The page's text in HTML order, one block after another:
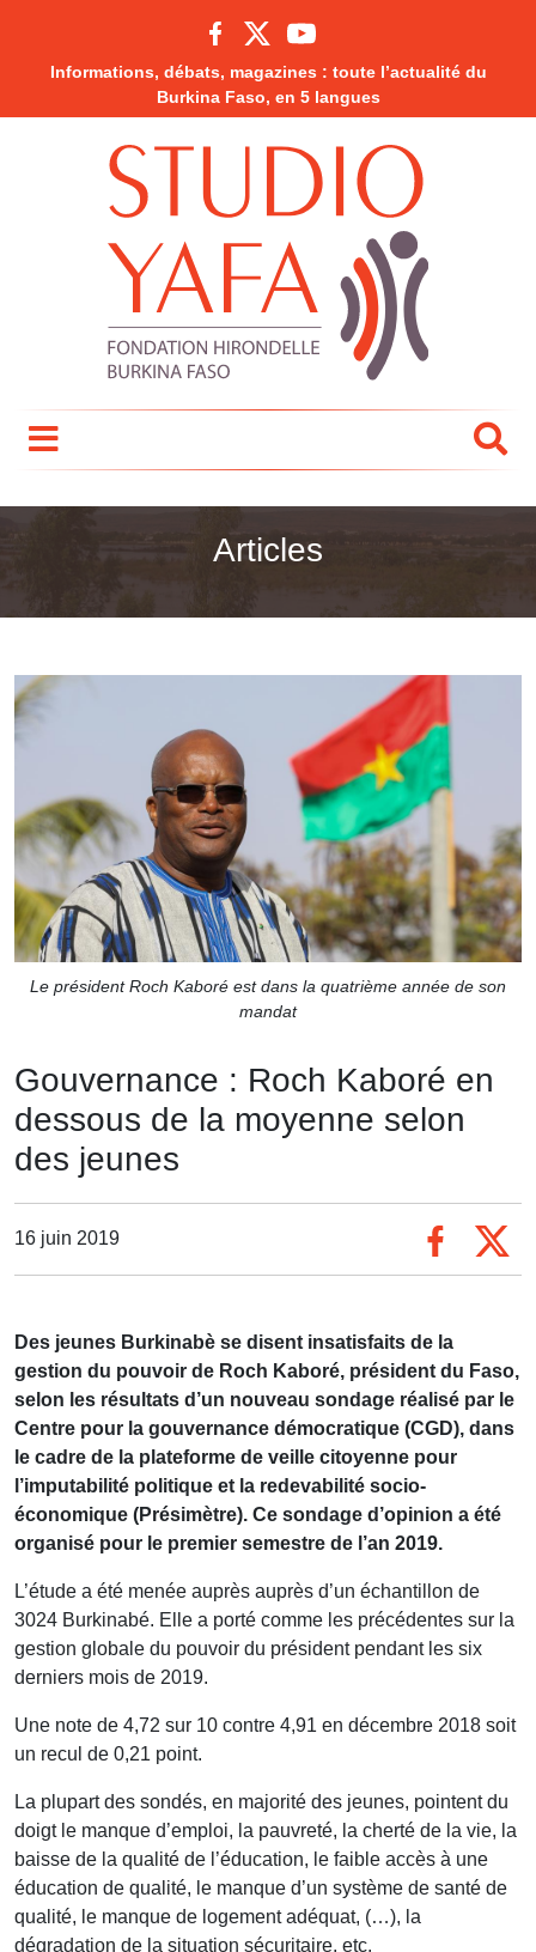
Informations, débats, magazines : toute l’actualité du
Burkina Faso, en 5 langues
Articles
Le président Roch Kaboré est dans la quatrième année de son
mandat
Gouvernance : Roch Kaboré en
dessous de la moyenne selon
des jeunes
16 juin 2019
Des jeunes Burkinabè se disent insatisfaits de la
gestion du pouvoir de Roch Kaboré, président du Faso,
selon les résultats d’un nouveau sondage réalisé par le
Centre pour la gouvernance démocratique (CGD), dans
le cadre de la plateforme de veille citoyenne pour
l’imputabilité politique et la redevabilité socio-
économique (Présimètre). Ce sondage d’opinion a été
organisé pour le premier semestre de l’an 2019.
L’étude a été menée auprès auprès d’un échantillon de
3024 Burkinabé. Elle a porté comme les précédentes sur la
gestion globale du pouvoir du président pendant les six
derniers mois de 2019.
Une note de 4,72 sur 10 contre 4,91 en décembre 2018 soit
un recul de 0,21 point.
La plupart des sondés, en majorité des jeunes, pointent du
doigt le manque d’emploi, la pauvreté, la cherté de la vie, la
baisse de la qualité de l’éducation, le faible accès à une
éducation de qualité, le manque d’un système de santé de
qualité, le manque de logement adéquat, (…), la
dégradation de la situation sécuritaire, etc.